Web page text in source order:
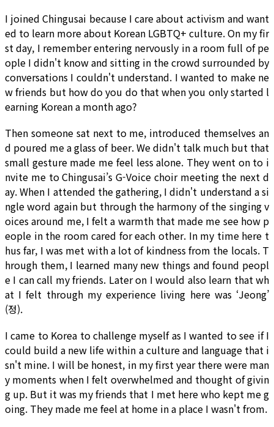
I joined Chingusai because I care about activism and want
ed to learn more about Korean LGBTQ+ culture. On my fir
st day, I remember entering nervously in a room full of pe
ople I didn't know and sitting in the crowd surrounded by
conversations I couldn't understand. I wanted to make ne
w friends but how do you do that when you only started l
earning Korean a month ago?
Then someone sat next to me, introduced themselves an
d poured me a glass of beer. We didn't talk much but that
small gesture made me feel less alone. They went on to i
nvite me to Chingusai’s G-Voice choir meeting the next d
ay. When I attended the gathering, I didn't understand a si
ngle word again but through the harmony of the singing v
oices around me, I felt a warmth that made me see how p
eople in the room cared for each other. In my time here t
hus far, I was met with a lot of kindness from the locals. T
hrough them, I learned many new things and found peopl
e I can call my friends. Later on I would also learn that wh
at I felt through my experience living here was ‘Jeong’
(정).
I came to Korea to challenge myself as I wanted to see if I
could build a new life within a culture and language that i
sn't mine. I will be honest, in my first year there were man
y moments when I felt overwhelmed and thought of givin
g up. But it was my friends that I met here who kept me g
oing. They made me feel at home in a place I wasn't from.